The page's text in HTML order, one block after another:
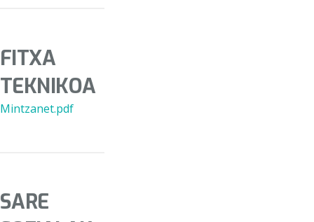
FITXA
TEKNIKOA
Mintzanet.pdf
SARE